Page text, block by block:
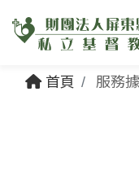
首頁 服務